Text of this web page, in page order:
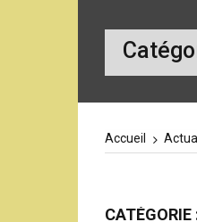
Accueil
CATÉGORIE